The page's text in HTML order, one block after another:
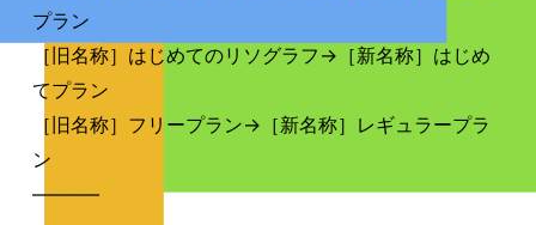
プラン
［旧名称］はじめてのリソグラフ→［新名称］はじめ
てプラン
［旧名称］フリープラン→［新名称］レギュラープラ
ン
———–